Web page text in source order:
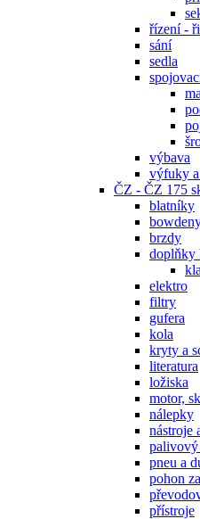
řízení -
sání
sedla
výbava
výfuky
ČZ - ČZ 175
blatníky
brzdy
doplňky
elektro
filtry
gufera
kola
kryty a
literatura
ložiska
motor,
nálepky
nástroje
palivový
pneu a
pohon
přístroje